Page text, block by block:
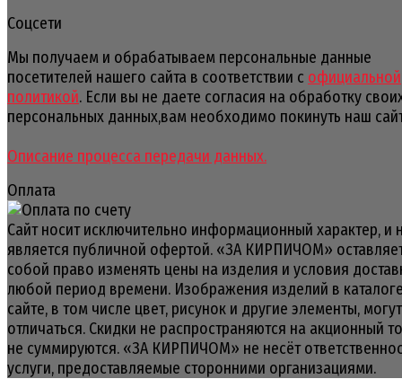
Соцсети
Мы получаем и обрабатываем персональные данные
посетителей нашего сайта в соответствии с официальной
политикой. Если вы не даете согласия на обработку
персональных данных,вам необходимо покинуть наш
Описание процесса передачи данных.
Оплата
Сайт носит исключительно информационный характер, и
является публичной офертой. «ЗА КИРПИЧОМ»
собой право изменять цены на изделия и условия
любой период времени. Изображения изделий в
сайте, в том числе цвет, рисунок и другие элементы, могут
отличаться. Скидки не распространяются на акционный
не суммируются. «ЗА КИРПИЧОМ» не несёт
услуги, предоставляемые сторонними организациями.